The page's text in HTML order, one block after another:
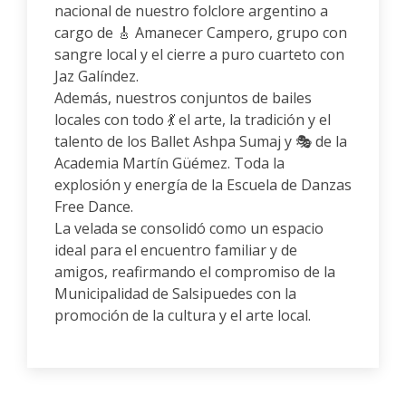
nacional de nuestro folclore argentino a
cargo de 🎸 Amanecer Campero, grupo con
sangre local y el cierre a puro cuarteto con
Jaz Galíndez.
Además, nuestros conjuntos de bailes
locales con todo 💃 el arte, la tradición y el
talento de los Ballet Ashpa Sumaj y 🎭 de la
Academia Martín Güémez. Toda la
explosión y energía de la Escuela de Danzas
Free Dance.
La velada se consolidó como un espacio
ideal para el encuentro familiar y de
amigos, reafirmando el compromiso de la
Municipalidad de Salsipuedes con la
promoción de la cultura y el arte local.